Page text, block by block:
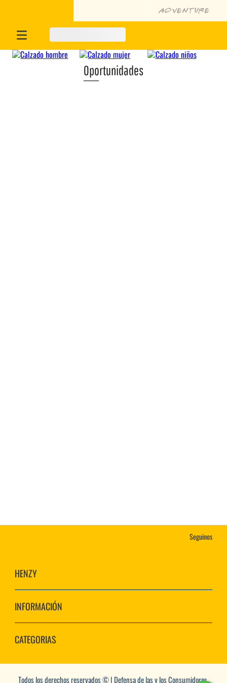
Oportunidades
Seguinos
HENZY
INFORMACIÓN
CATEGORIAS
Todos los derechos reservados © | Defensa de las y los Consumidores.